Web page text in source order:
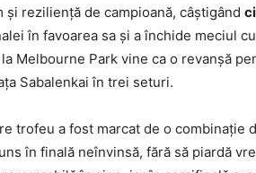
şi rezilienţă de campioană, câştigând
în favoarea sa şi a închide meciul
Melbourne Park vine ca o revanșă
Sabalenkai în trei seturi.
trofeu a fost marcat de o combinaţie
în finală neînvinsă, fără să piardă